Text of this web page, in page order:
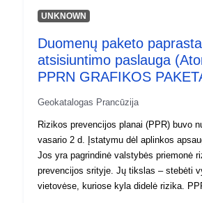
draudimus ar reikalavimus esamiems ar
mažinimo darbai, naudojimo ar žemės
apribojimai ir t. t.). Šie planai gali būti
(nustatyti), įgyvendinami iš anksto arba
reguliavimo zonų nustatymo planas ir
Galima pridėti ir kitus grafinius
naudingi norint suprasti požiūrį (pvz.,
ir t. t.).
UNKNOWN
Duomenų paketo paprasta
atsisiuntimo paslauga
PPRN GRAFIKOS
Geokatalogas Prancūzija
Rizikos prevencijos planai (PPR) buvo
vasario 2 d. Įstatymu dėl aplinkos
Jos yra pagrindinė valstybės priemonė
prevencijos srityje. Jų tikslas – stebėti
vietovėse, kuriose kyla didelė rizika.